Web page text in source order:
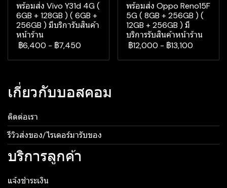
พร้อมส่ง Vivo Y31d 4G (
6GB + 128GB ) ( 6GB +
256GB ) มีบริการับสินค้า
หน้าร้าน
฿6,400 - ฿7,450
พร้อมส่ง Oppo Reno15F
5G ( 8GB + 256GB ) (
12GB + 256GB ) มี
บริการรับสินค้าหน้าร้าน
฿12,000 - ฿13,100
เกี่ยวกับบอสคอม
ติดต่อเรา
รีวิวส่งของ/ไรเดอร์มารับของ
บริการลูกค้า
แจ้งชำระเงิน